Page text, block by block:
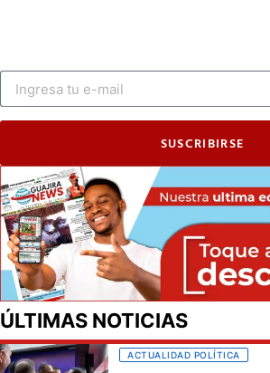
SUSCRIBIRSE
ÚLTIMAS NOTICIAS
ACTUALIDAD POLÍTICA